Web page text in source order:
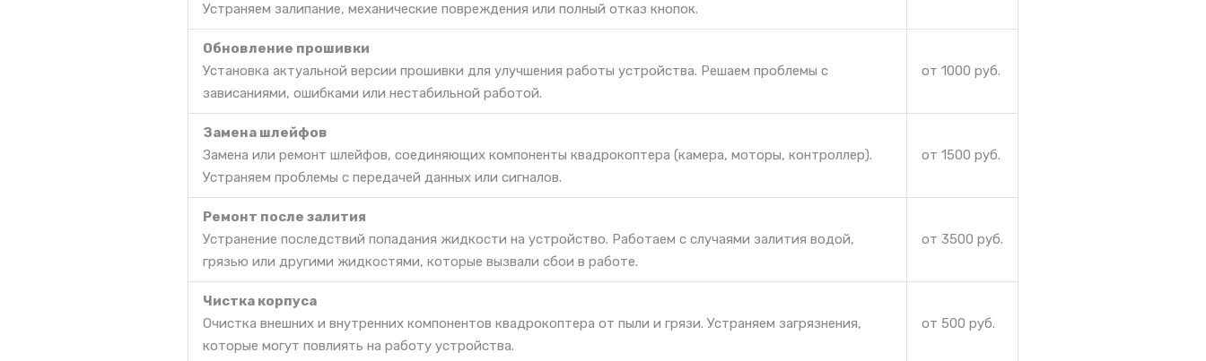
Устраняем залипание, механические повреждения или полный отказ кнопок.
Обновление прошивки
Установка актуальной версии прошивки для улучшения работы устройства. Решаем проблемы с
зависаниями, ошибками или нестабильной работой.
от 1000 руб.
Замена шлейфов
Замена или ремонт шлейфов, соединяющих компоненты квадрокоптера (камера, моторы, контроллер).
Устраняем проблемы с передачей данных или сигналов.
от 1500 руб.
Ремонт после залития
Устранение последствий попадания жидкости на устройство. Работаем с случаями залития водой,
грязью или другими жидкостями, которые вызвали сбои в работе.
от 3500 руб.
Чистка корпуса
Очистка внешних и внутренних компонентов квадрокоптера от пыли и грязи. Устраняем загрязнения,
которые могут повлиять на работу устройства.
от 500 руб.